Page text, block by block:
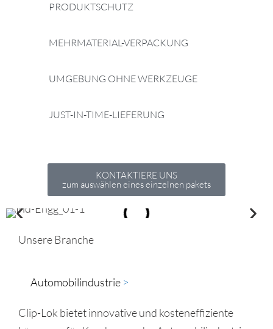
PRODUKTSCHUTZ
MEHRMATERIAL-VERPACKUNG
UMGEBUNG OHNE WERKZEUGE
JUST-IN-TIME-LIEFERUNG
KONTAKTIERE UNS
zum auswählen eines einzelnen pakets
Unsere Branche
Automobilindustrie >​
Clip-Lok bietet innovative und kosteneffiziente